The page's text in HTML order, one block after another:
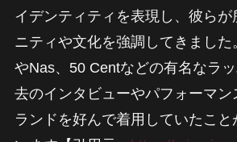
イデンティティを表現し、彼らが
ニティや文化を強調してきまし
やNas、50 Centなどの有名なラ
去のインタビューやパフォーマン
ランドを好んで着用していたこと